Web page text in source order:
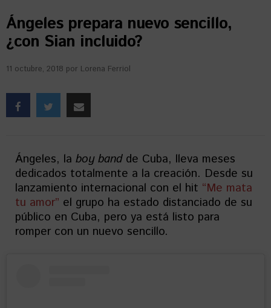
Ángeles prepara nuevo sencillo,
¿con Sian incluido?
11 octubre, 2018 por Lorena Ferriol
Ángeles, la boy bandde Cuba, lleva meses
dedicados totalmente a la creación. Desde su
lanzamiento internacional con el hit “Me mata
tu amor” el grupo ha estado distanciado de su
público en Cuba, pero ya está listo para
romper con un nuevo sencillo.